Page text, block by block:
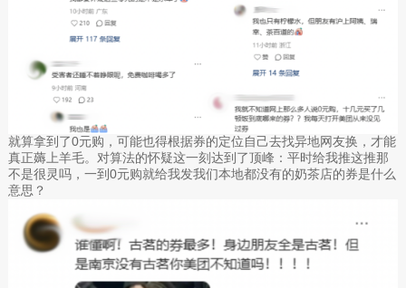
就算拿到了0元购，可能也得根据券的定位自己去找异地网友换，才能
真正薅上羊毛。对算法的怀疑这一刻达到了顶峰：平时给我推这推那
不是很灵吗，一到0元购就给我发我们本地都没有的奶茶店的券是什么
意思？